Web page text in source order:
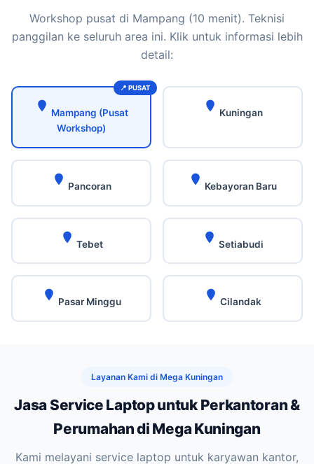
Workshop pusat di Mampang (10 menit). Teknisi
panggilan ke seluruh area ini. Klik untuk informasi lebih
detail:
Mampang (Pusat
Workshop)
Kuningan
Pancoran Kebayoran Baru
Tebet Setiabudi
Pasar Minggu Cilandak
Layanan Kami di Mega Kuningan
Jasa Service Laptop untuk Perkantoran &
Perumahan di Mega Kuningan
Kami melayani service laptop untuk karyawan kantor,